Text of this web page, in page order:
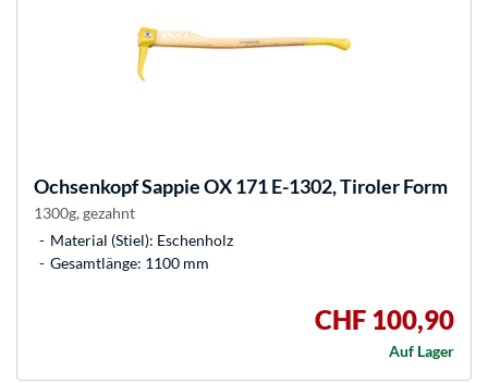
OchsenkopfSappie OX 171 E-1302, Tiroler Form
1300g, gezahnt
Material (Stiel): Eschenholz
Gesamtlänge: 1100 mm
CHF 100,90
Auf Lager